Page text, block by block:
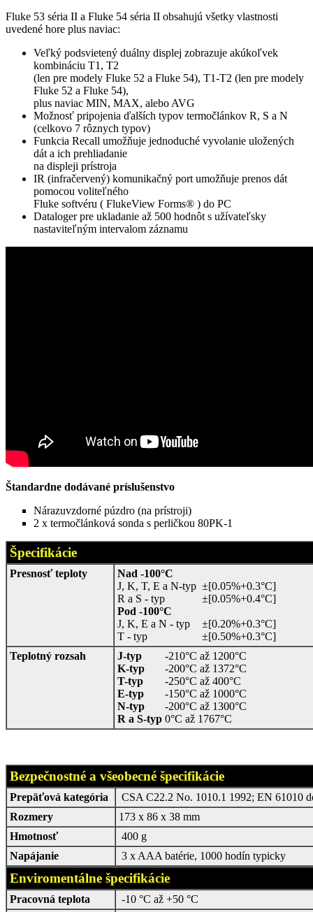
Fluke 53 séria II a Fluke 54 séria II obsahujú všetky vlastnosti
uvedené hore plus naviac:
Veľký podsvietený duálny displej zobrazuje akúkoľvek
kombináciu T1, T2
(len pre modely Fluke 52 a Fluke 54), T1-T2 (len pre modely
Fluke 52 a Fluke 54),
plus naviac MIN, MAX, alebo AVG
Možnosť pripojenia ďalších typov termočlánkov R, S a N
(celkovo 7 rôznych typov)
Funkcia Recall umožňuje jednoduché vyvolanie uložených
dát a ich prehliadanie
na displeji prístroja
IR (infračervený) komunikačný port umožňuje prenos dát
pomocou voliteľného
Fluke softvéru ( FlukeView Forms® ) do PC
Dataloger pre ukladanie až 500 hodnôt s užívateľsky
nastaviteľným intervalom záznamu
Štandardne dodávané príslušenstvo
Nárazuvzdorné púzdro (na prístroji)
2 x termočlánková sonda s perličkou 80PK-1
Špecifikácie
Presnosť teploty
Nad -100°C
J, K, T, E a N-typ ±[0.05%+0.3°C]
R a S - typ
±[0.05%+0.4°C]
Pod -100°C
J, K, E a N - typ
±[0.20%+0.3°C]
T - typ
±[0.50%+0.3°C]
Teplotný rozsah
J-typ
-210°C až 1200°C
K-typ
-200°C až 1372°C
T-typ
-250°C až 400°C
E-typ
-150°C až 1000°C
N-typ
-200°C až 1300°C
R a S-typ 0°C až 1767°C
Bezpečnostné a všeobecné špecifikácie
Prepäťová kategória
CSA C22.2 No. 1010.1 1992; EN 61010
Rozmery
173 x 86 x 38 mm
Hmotnosť
400 g
Napájanie
3 x AAA batérie, 1000 hodín typicky
Enviromentálne špecifikácie
Pracovná teplota
-10 °C až +50 °C